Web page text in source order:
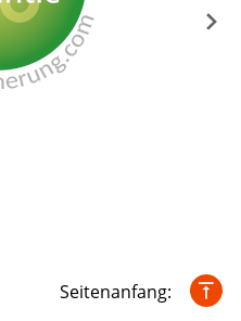
Seitenanfang: